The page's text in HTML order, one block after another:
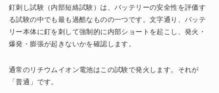
釘刺し試験（内部短絡試験）は、バッテリーの安全性を評価す
る試験の中でも最も過酷なものの一つです。文字通り、バッテ
リー本体に釘を刺して強制的に内部ショートを起こし、発火・
爆発・膨張が起きないかを確認します。
通常のリチウムイオン電池はこの試験で発火します。それが
「普通」です。